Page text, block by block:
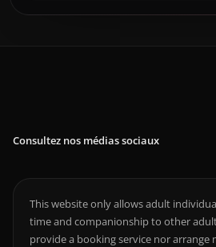
Consultez nos médias sociaux
This website only allows adult
time and companionship to other
provide a booking service nor arrange